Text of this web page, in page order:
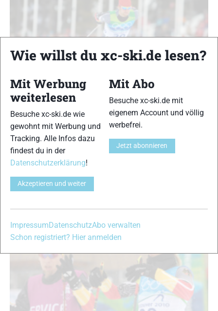
Olympia-Splitter
Splitter|Top-News
Viessmann-22. Februar 2010
Viele Fans, Freunde, Bekannte und Mitstreiter haben sich über die
Silbermedaille gefreut, die Tobias Angerer in der Doppelverfolgung
der Langlauf-Männer gewann. Einer ganz besonders: Kumpel Axel
Wie willst du xc-ski.de lesen?
Mit Werbung
weiterlesen
Besuche xc-ski.de wie
gewohnt mit Werbung und
Tracking. Alle Infos dazu
findest du in der
Datenschutzerklärung!
Akzeptieren und weiter
Mit Abo
Besuche xc-ski.de mit
eigenem Account und völlig
werbefrei.
Jetzt abonnieren
Impressum DatenschutzAbo verwalten
Schon registriert? Hier anmelden